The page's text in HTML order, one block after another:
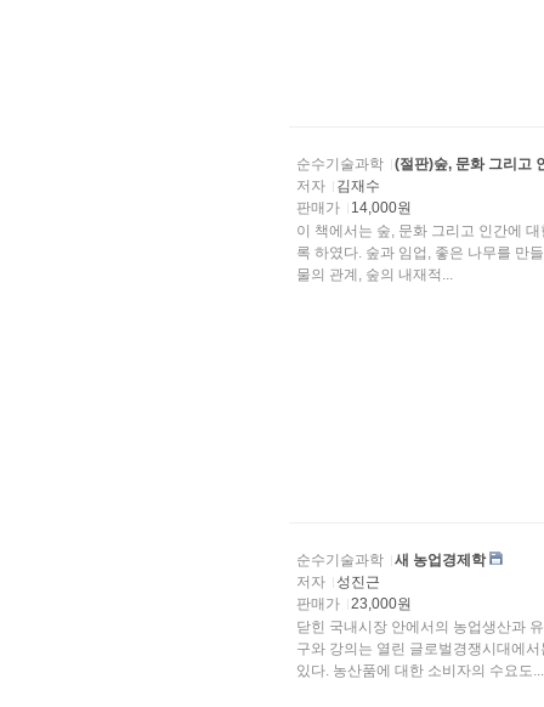
순수기술과학
(절판)숲, 문화 그리고
저자
김재수
판매가
14,000원
이 책에서는 숲, 문화 그리고 인간에
록 하였다. 숲과 임업, 좋은 나무를 만들기, 지구 온실화와 산림과의 관계, 나무의 생리 활동, 산림과
물의 관계, 숲의 내재적...
순수기술과학
새 농업경제학
저자
성진근
판매가
23,000원
닫힌 국내시장 안에서의 농업생산과 유통의 효율성 실현에만
구와 강의는 열린 글로벌경쟁시대에
있다. 농산품에 대한 소비자의 수요도...